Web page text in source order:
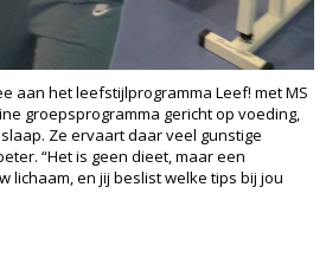
aan het leefstijlprogramma Leef! met MS
groepsprogramma gericht op voeding,
Ze ervaart daar veel gunstige
“Het is geen dieet, maar een
lichaam, en jij beslist welke tips bij jou